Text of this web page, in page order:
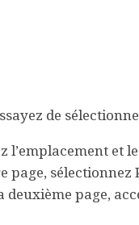
de
l’emplacement et
page, sélectionnez
page,